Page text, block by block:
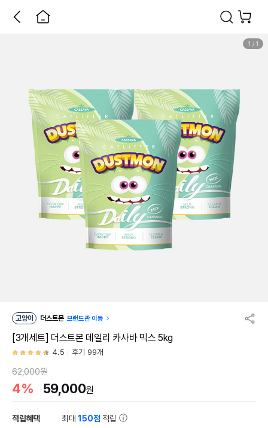
1 / 1
고양이 더스트몬 브랜드관 이동
[3개세트] 더스트몬 데일리 카사바 믹스 5kg
4.5 후기 99개
62,000원
4% 59,000원
적립혜택 최대150점 적립